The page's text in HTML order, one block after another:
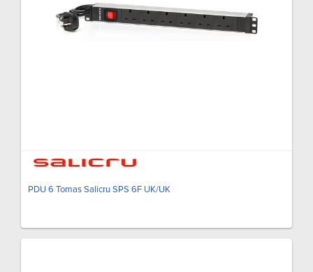
PDU 6 Tomas Salicru SPS 6F UK/UK